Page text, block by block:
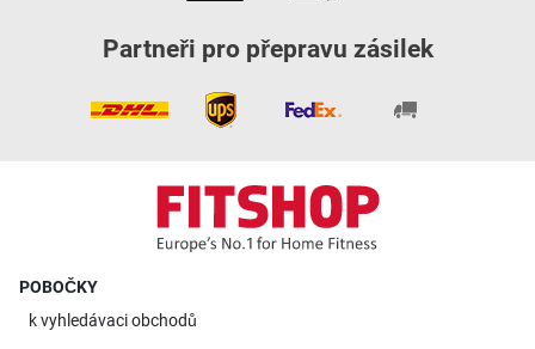
Partneři pro přepravu zásilek
POBOČKY
kvyhledávaci obchodů